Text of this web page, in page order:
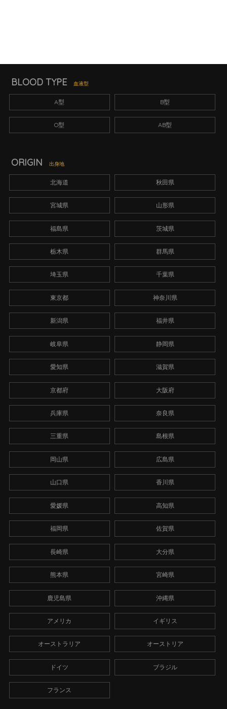
BLOOD TYPE 血液型
A型 B型
O型 AB型
ORIGIN 出身地
北海道 秋田県
宮城県 山形県
福島県 茨城県
栃木県 群馬県
埼玉県 千葉県
東京都 神奈川県
新潟県 福井県
岐阜県 静岡県
愛知県 滋賀県
京都府 大阪府
兵庫県 奈良県
三重県 島根県
岡山県 広島県
山口県 香川県
愛媛県 高知県
福岡県 佐賀県
長崎県 大分県
熊本県 宮崎県
鹿児島県 沖縄県
アメリカ イギリス
オーストラリア オーストリア
ドイツ ブラジル
フランス